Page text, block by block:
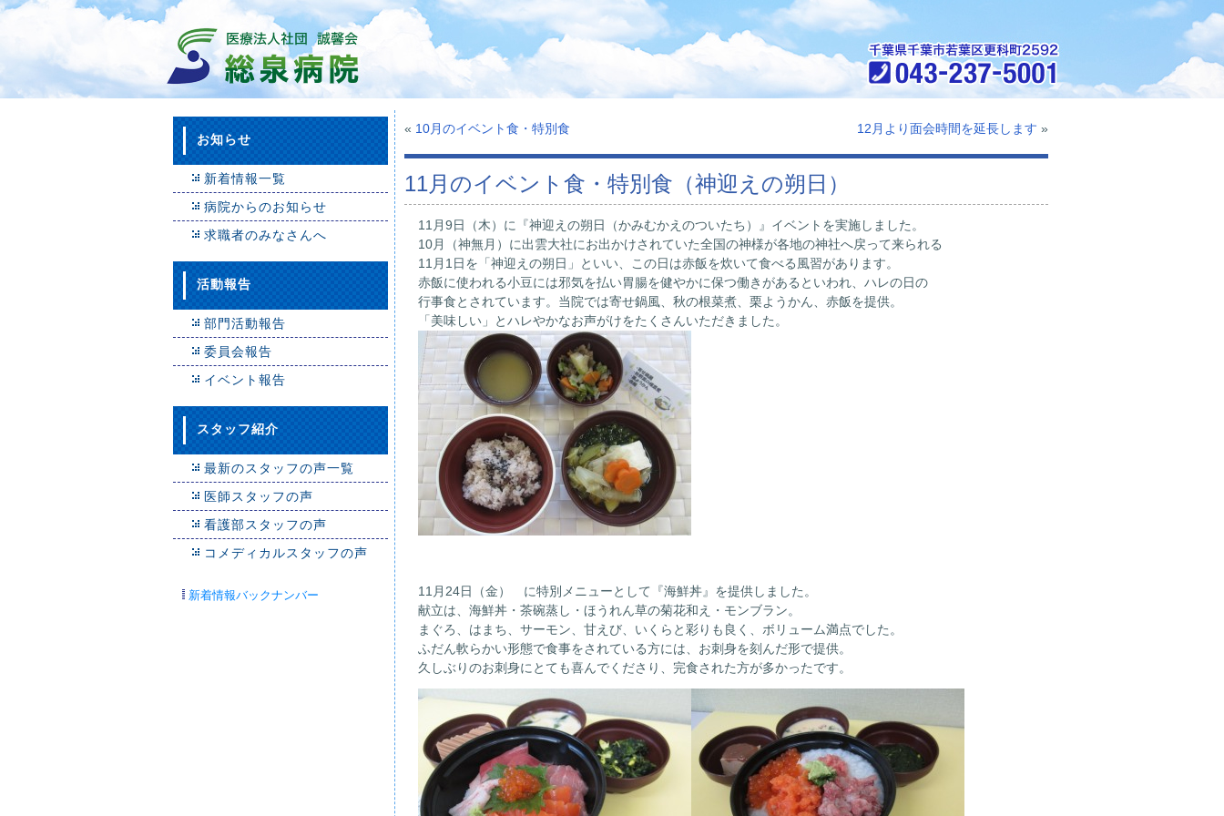
お知らせ
新着情報一覧
病院からのお知らせ
求職者のみなさんへ
活動報告
部門活動報告
委員会報告
イベント報告
スタッフ紹介
最新のスタッフの声一覧
医師スタッフの声
看護部スタッフの声
コメディカルスタッフの声
新着情報バックナンバー
« 10月のイベント食・特別食 12月より面会時間を延長します »
11月のイベント食・特別食（神迎えの朔日）
11月9日（木）に『神迎えの朔日（かみむかえのついたち）』イベントを実施しました。
10月（神無月）に出雲大社にお出かけされていた全国の神様が各地の神社へ戻って来られる
11月1日を「神迎えの朔日」といい、この日は赤飯を炊いて食べる風習があります。
赤飯に使われる小豆には邪気を払い胃腸を健やかに保つ働きがあるといわれ、ハレの日の
行事食とされています。当院では寄せ鍋風、秋の根菜煮、栗ようかん、赤飯を提供。
「美味しい」とハレやかなお声がけをたくさんいただきました。
11月24日（金） に特別メニューとして『海鮮丼』を提供しました。
献立は、海鮮丼・茶碗蒸し・ほうれん草の菊花和え・モンブラン。
まぐろ、はまち、サーモン、甘えび、いくらと彩りも良く、ボリューム満点でした。
ふだん軟らかい形態で食事をされている方には、お刺身を刻んだ形で提供。
久しぶりのお刺身にとても喜んでくださり、完食された方が多かったです。